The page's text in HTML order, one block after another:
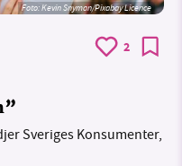
Foto:Kevin Snyman/Pixabay Licence
2
Sveriges Konsumenter,